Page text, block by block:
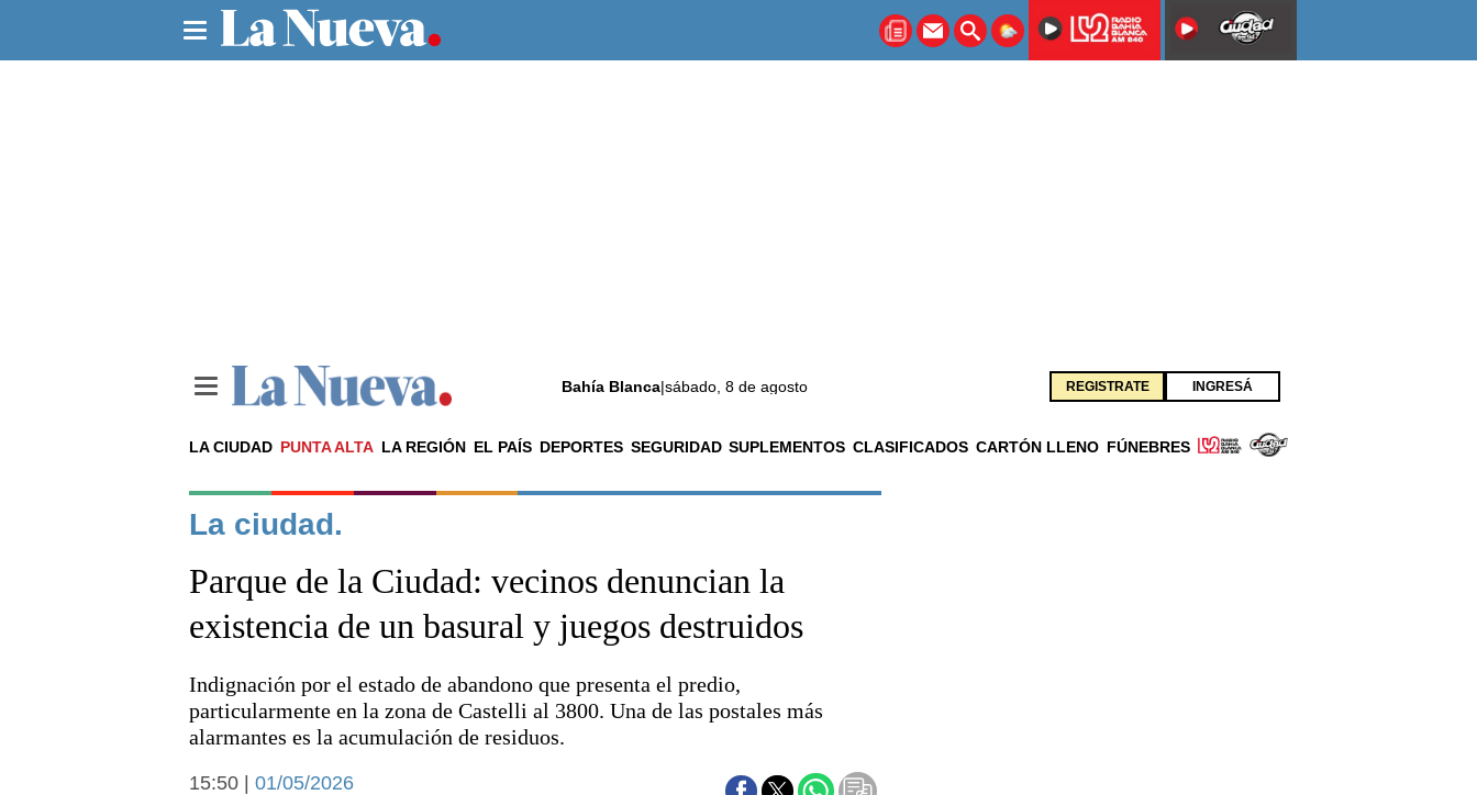
Bahía Blanca|sábado, 8 de agosto REGISTRATE INGRESÁ
LA CIUDAD PUNTA ALTA LA REGIÓN EL PAÍS DEPORTES SEGURIDAD SUPLEMENTOS CLASIFICADOS CARTÓN LLENO FÚNEBRES
Noticias
La ciudad
El país
Seguridad
Deportes
Escenario Olímpico
Liga del Sur
La ciudad.
Parque de la Ciudad: vecinos denuncian la
existencia de un basural y juegos destruidos
Indignación por el estado de abandono que presenta el predio,
particularmente en la zona de Castelli al 3800. Una de las postales más
alarmantes es la acumulación de residuos.
15:50 | 01/05/2026